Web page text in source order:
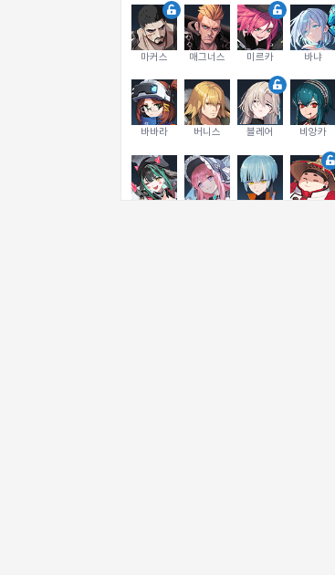
마커스 매그너스 미르카 바냐
바바라 버니스 블레어 비앙카